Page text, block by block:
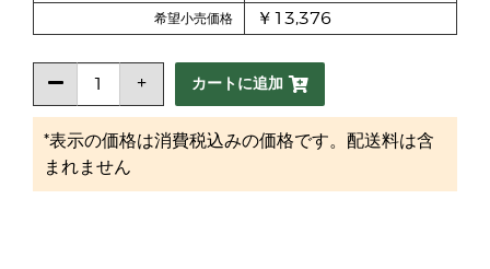
希望小売価格 ￥13,376
カートに追加
*表示の価格は消費税込みの価格です。配送料は含
まれません